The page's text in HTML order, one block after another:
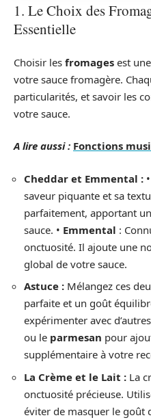
1. Le Choix des
Essentielle
Choisir les fromages est
votre sauce fromagère.
particularités, et savoir les
votre sauce.
A lire aussi : Fonctions
Cheddar et Emmental : •
saveur piquante et sa
parfaitement, apportant
sauce. • Emmental :
onctuosité. Il ajoute une
global de votre sauce.
Astuce : Mélangez ces
parfaite et un goût
expérimenter avec
ou le parmesan pour
supplémentaire à votre
La Crème et le Lait : La
onctuosité précieuse.
éviter de masquer le goût